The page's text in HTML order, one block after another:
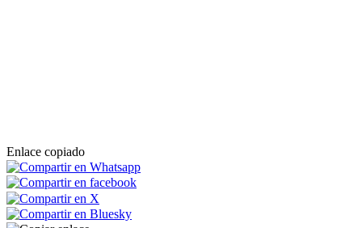
Enlace copiado